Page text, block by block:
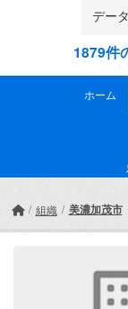
1879件
ホーム
組織 美濃加茂市